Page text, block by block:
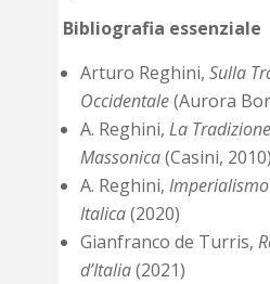
Bibliografia essenziale
Arturo Reghini,Sulla
Occidentale(Aurora
A. Reghini,La
Massonica(Casini, 2010)
A. Reghini,
Italica(2020)
Gianfranco de Turris,
d’Italia(2021)